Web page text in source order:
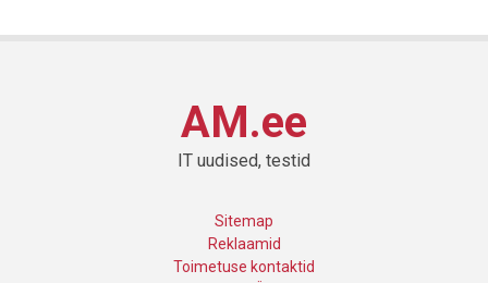
AM.ee
IT uudised, testid
Sitemap
Reklaamid
Toimetuse kontaktid